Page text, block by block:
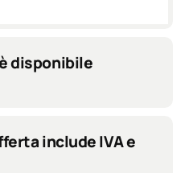
disponibile
include IVA e